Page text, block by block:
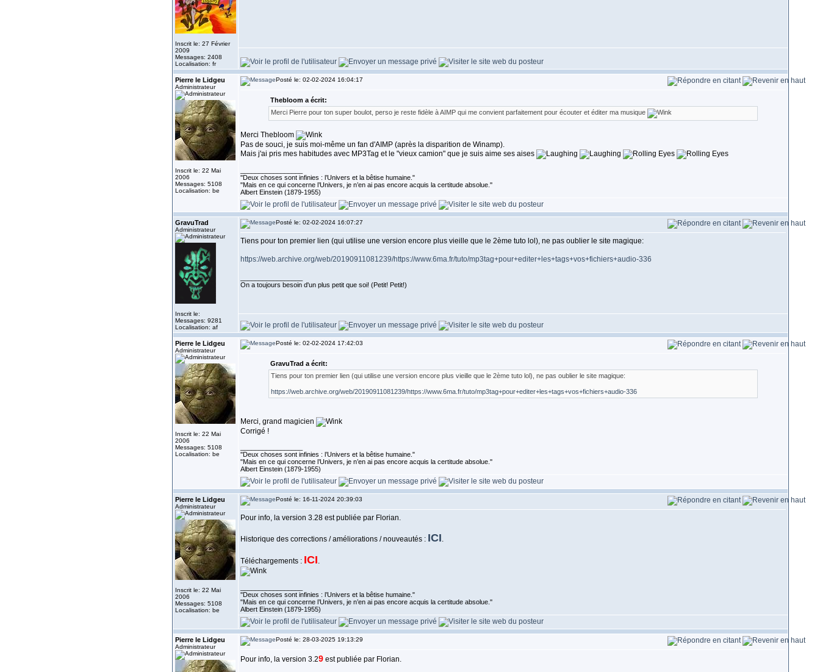
Inscrit le: 27 Février
2009
Messages: 2408
Localisation: fr
Pierre le Lidgeu
Administrateur
Inscrit le: 22 Mai
2006
Messages: 5108
Localisation: be
Posté le: 02-02-2024 16:04:17
Thebloom a écrit:
Merci Pierre pour ton super boulot, perso je reste fidèle à AIMP qui me convient parfaitement pour écouter et éditer ma musique
Merci Thebloom
Pas de souci, je suis moi-même un fan d'AIMP (après la disparition de Winamp).
Mais j'ai pris mes habitudes avec MP3Tag et le "vieux camion" que je suis aime ses aises
''Deux choses sont infinies : l’Univers et la bêtise humaine."
"Mais en ce qui concerne l’Univers, je n’en ai pas encore acquis la certitude absolue.''
Albert Einstein (1879-1955)
GravuTrad
Administrateur
Inscrit le:
Messages: 9281
Localisation: af
Posté le: 02-02-2024 16:07:27
Tiens pour ton premier lien (qui utilise une version encore plus vieille que le 2ème tuto lol), ne pas oublier le site magique:
https://web.archive.org/web/20190911081239/https://www.6ma.fr/tuto/mp3tag+pour+editer+les+tags+vos+fichiers+audio-336
On a toujours besoin d'un plus petit que soi! (Petit! Petit!)
Pierre le Lidgeu
Administrateur
Inscrit le: 22 Mai
2006
Messages: 5108
Localisation: be
Posté le: 02-02-2024 17:42:03
GravuTrad a écrit:
Tiens pour ton premier lien (qui utilise une version encore plus vieille que le 2ème tuto lol), ne pas oublier le site magique:
https://web.archive.org/web/20190911081239/https://www.6ma.fr/tuto/mp3tag+pour+editer+les+tags+vos+fichiers+audio-336
Merci, grand magicien
Corrigé !
''Deux choses sont infinies : l’Univers et la bêtise humaine."
"Mais en ce qui concerne l’Univers, je n’en ai pas encore acquis la certitude absolue.''
Albert Einstein (1879-1955)
Pierre le Lidgeu
Administrateur
Inscrit le: 22 Mai
2006
Messages: 5108
Localisation: be
Posté le: 16-11-2024 20:39:03
Pour info, la version 3.28 est publiée par Florian.
Historique des corrections / améliorations / nouveautés : ICI.
Téléchargements : ICI.
''Deux choses sont infinies : l’Univers et la bêtise humaine."
"Mais en ce qui concerne l’Univers, je n’en ai pas encore acquis la certitude absolue.''
Albert Einstein (1879-1955)
Pierre le Lidgeu
Administrateur
Posté le: 28-03-2025 19:13:29
Pour info, la version 3.29est publiée par Florian.